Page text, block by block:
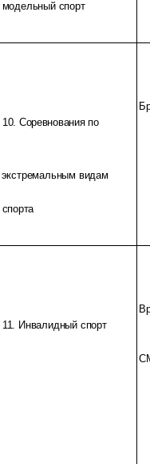
модельный спорт
10. Соревнования по
экстремальным видам
спорта
11. Инвалидный спорт